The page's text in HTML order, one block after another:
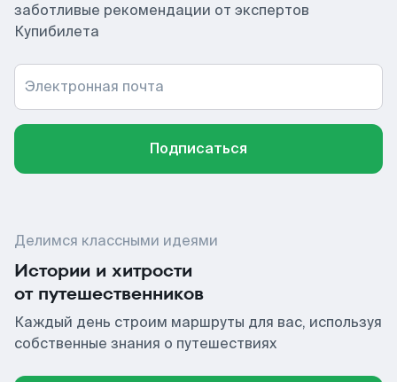
заботливые рекомендации от экспертов
Купибилета
Электронная почта
Подписаться
Делимся классными идеями
Истории и хитрости
от путешественников
Каждый день строим маршруты для вас, используя
собственные знания о путешествиях